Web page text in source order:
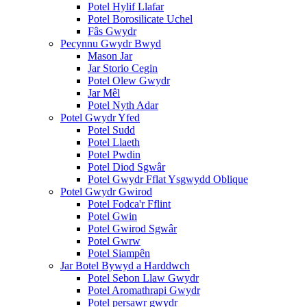
Potel Hylif Llafar
Potel Borosilicate Uchel
Fâs Gwydr
Pecynnu Gwydr Bwyd
Mason Jar
Jar Storio Cegin
Potel Olew Gwydr
Jar Mêl
Potel Nyth Adar
Potel Gwydr Yfed
Potel Sudd
Potel Llaeth
Potel Pwdin
Potel Diod Sgwâr
Potel Gwydr Fflat Ysgwydd Oblique
Potel Gwydr Gwirod
Potel Fodca'r Fflint
Potel Gwin
Potel Gwirod Sgwâr
Potel Gwrw
Potel Siampên
Jar Botel Bywyd a Harddwch
Potel Sebon Llaw Gwydr
Potel Aromathrapi Gwydr
Potel persawr gwydr